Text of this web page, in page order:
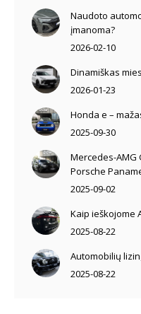
Naudoto
įmanoma?
2026-02-10
Dinamiškas
2026-01-23
Honda e –
2025-09-30
Mercedes-AMG
Porsche
2025-09-02
Kaip ieškojome
2025-08-22
Automobilių
2025-08-22